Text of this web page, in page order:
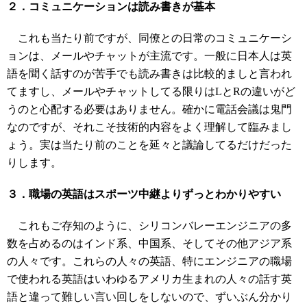
２．コミュニケーションは読み書きが基本
これも当たり前ですが、同僚との日常のコミュニケーシ
ョンは、メールやチャットが主流です。一般に日本人は英
語を聞く話すのが苦手でも読み書きは比較的ましと言われ
てますし、メールやチャットしてる限りはLとRの違いがど
うのと心配する必要はありません。確かに電話会議は鬼門
なのですが、それこそ技術的内容をよく理解して臨みまし
ょう。実は当たり前のことを延々と議論してるだけだった
りします。
３．職場の英語はスポーツ中継よりずっとわかりやすい
これもご存知のように、シリコンバレーエンジニアの多
数を占めるのはインド系、中国系、そしてその他アジア系
の人々です。これらの人々の英語、特にエンジニアの職場
で使われる英語はいわゆるアメリカ生まれの人々の話す英
語と違って難しい言い回しをしないので、ずいぶん分かり